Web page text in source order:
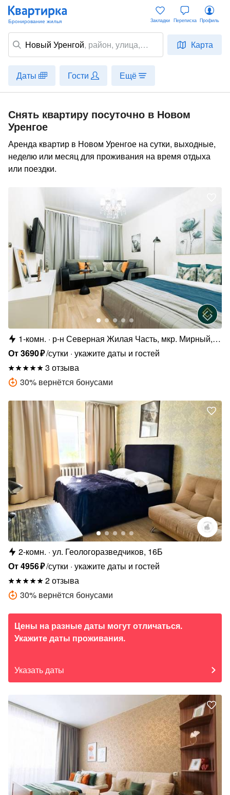
Новый Уренгой, район, улица,
место
Карта
Закладки Переписка Профиль
Даты Гости Ещё
Снять квартиру посуточно в Новом
Уренгое
Аренда квартир в Новом Уренгое на сутки, выходные,
неделю или месяц для проживания на время отдыха
или поездки.
1-комн.
р-н Северная Жилая Часть, мкр. Мирный,
6/3
От3690₽/сутки укажите даты и гостей
3 отзыва
30% вернётся бонусами
2-комн. ул. Геологоразведчиков, 16Б
От4956₽/сутки укажите даты и гостей
2 отзыва
30% вернётся бонусами
Цены на разные даты могут отличаться.
Укажите даты проживания.
Указать даты